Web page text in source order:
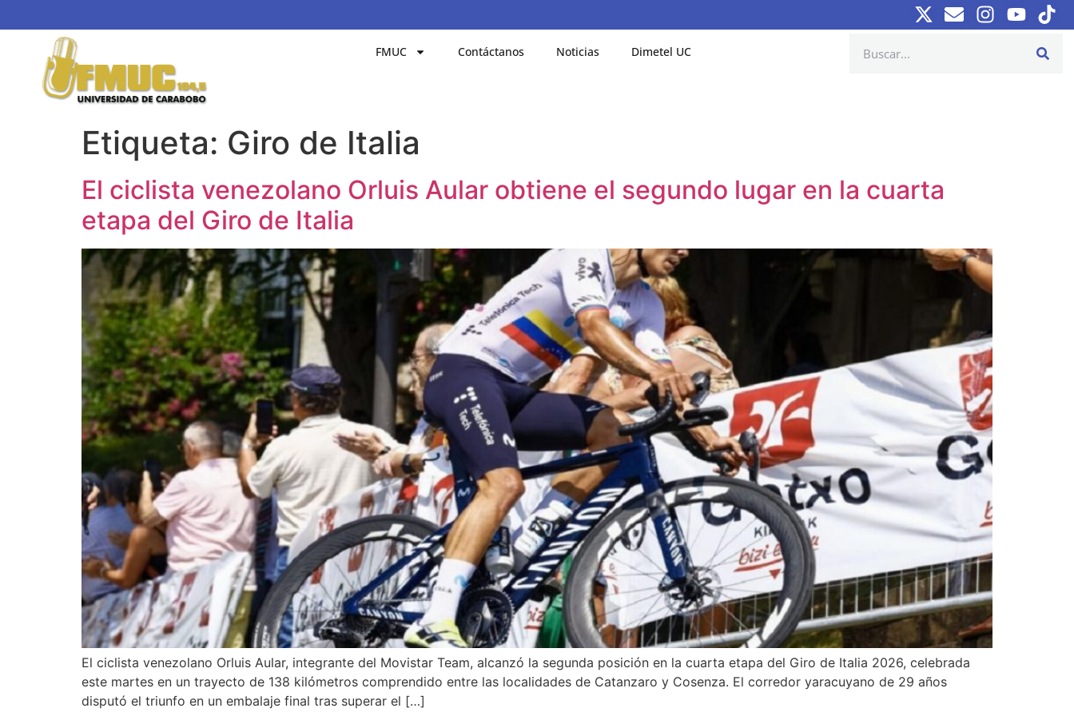
FMUC Contáctanos Noticias Dimetel UC
Etiqueta: Giro de Italia
El ciclista venezolano Orluis Aular obtiene el segundo lugar en la cuarta
etapa del Giro de Italia
El ciclista venezolano Orluis Aular, integrante del Movistar Team, alcanzó la segunda posición en la cuarta etapa del Giro de Italia 2026, celebrada
este martes en un trayecto de 138 kilómetros comprendido entre las localidades de Catanzaro y Cosenza. El corredor yaracuyano de 29 años
disputó el triunfo en un embalaje final tras superar el […]